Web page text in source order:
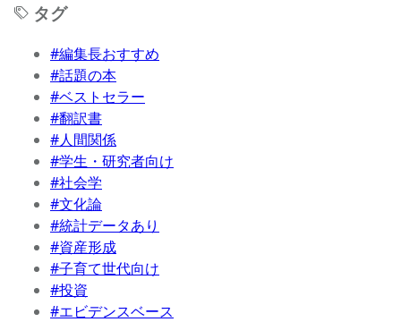
タグ
#編集長おすすめ
#話題の本
#ベストセラー
#翻訳書
#人間関係
#学生・研究者向け
#社会学
#文化論
#統計データあり
#資産形成
#子育て世代向け
#投資
#エビデンスベース